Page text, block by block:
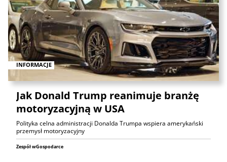
INFORMACJE
Jak Donald Trump reanimuje branżę
motoryzacyjną w USA
Polityka celna administracji Donalda Trumpa wspiera amerykański
przemysł motoryzacyjny
Zespół wGospodarce